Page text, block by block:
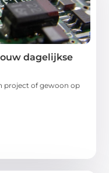
dagelijkse
project of gewoon op